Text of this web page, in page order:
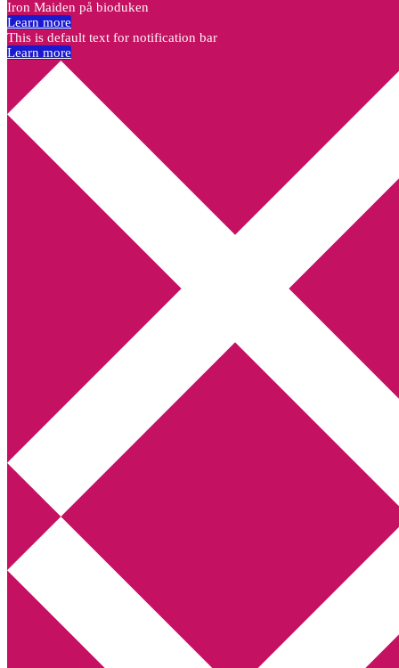
Annikas litteratur- och kulturblogg
Deckare, kriminalromaner, thrillers
Hem
Boktolva
Författarfemman
Kontakt
Iron Maiden på bioduken
Learn more
This is default text for notification bar
Learn more